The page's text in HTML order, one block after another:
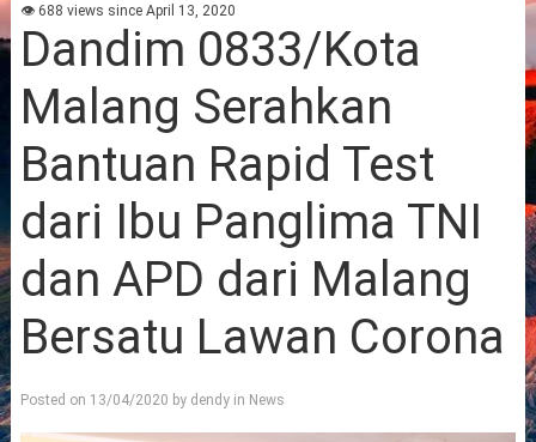
👁 688 views since April 13, 2020
Dandim 0833/Kota
Malang Serahkan
Bantuan Rapid Test
dari Ibu Panglima TNI
dan APD dari Malang
Bersatu Lawan Corona
Posted on 13/04/2020 by dendyin News